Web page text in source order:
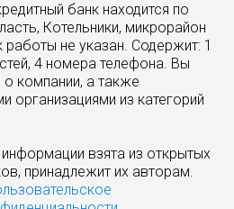
банк находится по
Котельники, микрорайон
не указан. Содержит: 1
4 номера телефона. Вы
компании, а также
организациями из категорий
взята из открытых
принадлежит их авторам.